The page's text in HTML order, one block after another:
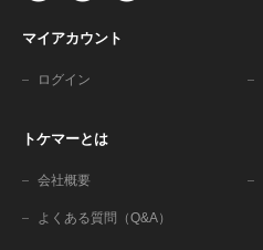
マイアカウント
ログイン
トケマーとは
会社概要
よくある質問（Q&A）